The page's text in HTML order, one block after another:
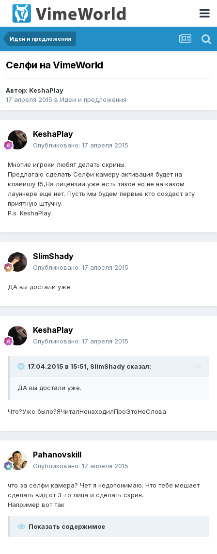
Идеи и предложения
Селфи на VimeWorld
Автор: KeshaPlay
17 апреля 2015 в Идеи и предложения
KeshaPlay
Опубликовано: 17 апреля 2015
Многие игроки любят делать скрины.
Предлагаю сделать Селфи камеру активация будет на
клавишу f5,На лицензии уже есть такое но не на каком
лаунчере ещё нет. Пусть мы будем первые кто создаст эту
приятную штучку.
P.s. KeshaPlay
SlimShady
Опубликовано: 17 апреля 2015
ДА вы достали уже.
KeshaPlay
Опубликовано: 17 апреля 2015
17.04.2015 в 15:51, SlimShady сказал:
ДА вы достали уже.
Что?Уже было?ЯЧиталНенаходилПроЭтоНеСлова.
Pahanovskill
Опубликовано: 17 апреля 2015
что за селфи камера? Чет я недопонимаю. Что тебе мешает
сделать вид от 3-го лица и сделать скрин.
Например вот так
Показать содержимое